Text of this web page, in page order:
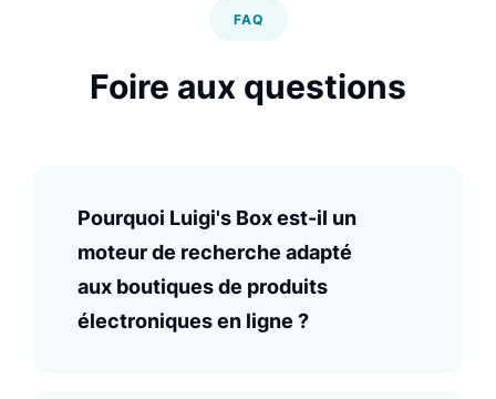
FAQ
Foire aux questions
Pourquoi Luigi's Box est-il un
moteur de recherche adapté
aux boutiques de produits
électroniques en ligne ?